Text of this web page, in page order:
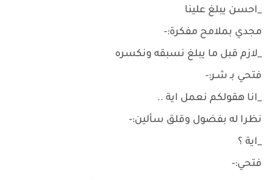
_احسن يبلغ علينا
مجدي بملامح مفكرة:-
_لازم قبل ما يبلغ نسبقه ونكسره
فتحي بـ شـر:-
_انا هقولكم نعمل اية ..
نظرا له بفضول وقلق سألين:-
_اية ؟
فتحي:-